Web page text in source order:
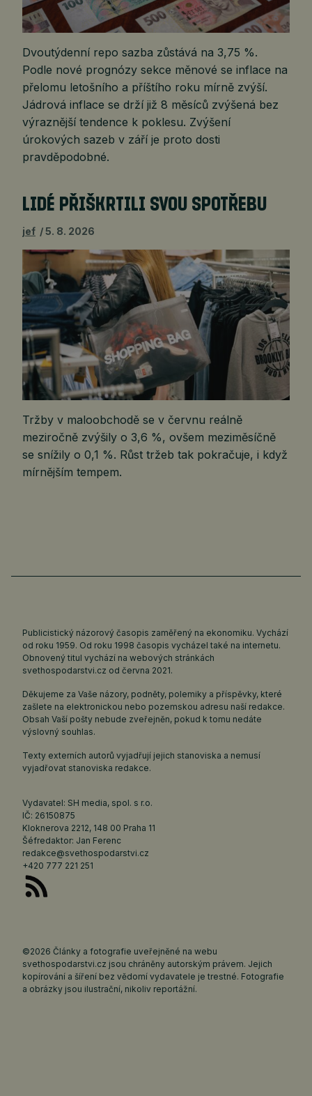
Dvoutýdenní repo sazba zůstává na 3,75 %.
Podle nové prognózy sekce měnové se inflace na
přelomu letošního a příštího roku mírně zvýší.
Jádrová inflace se drží již 8 měsíců zvýšená bez
výraznější tendence k poklesu. Zvýšení
úrokových sazeb v září je proto dosti
pravděpodobné.
LIDÉ PŘIŠKRTILI SVOU SPOTŘEBU
jef 5. 8. 2026
Tržby v maloobchodě se v červnu reálně
meziročně zvýšily o 3,6 %, ovšem meziměsíčně
se snížily o 0,1 %. Růst tržeb tak pokračuje, i když
mírnějším tempem.
Publicistický názorový časopis zaměřený na ekonomiku. Vychází
od roku 1959. Od roku 1998 časopis vycházel také na internetu.
Obnovený titul vychází na webových stránkách
svethospodarstvi.cz od června 2021.
Děkujeme za Vaše názory, podněty, polemiky a příspěvky, které
zašlete na elektronickou nebo pozemskou adresu naší redakce.
Obsah Vaší pošty nebude zveřejněn, pokud k tomu nedáte
výslovný souhlas.
Texty externích autorů vyjadřují jejich stanoviska a nemusí
vyjadřovat stanoviska redakce.
Vydavatel: SH media, spol. s r.o.
IČ: 26150875
Kloknerova 2212, 148 00 Praha 11
Šéfredaktor: Jan Ferenc
redakce@svethospodarstvi.cz
+420 777 221 251
©2026 Články a fotografie uveřejněné na webu
svethospodarstvi.cz jsou chráněny autorským právem. Jejich
kopírování a šíření bez vědomí vydavatele je trestné. Fotografie
a obrázky jsou ilustrační, nikoliv reportážní.